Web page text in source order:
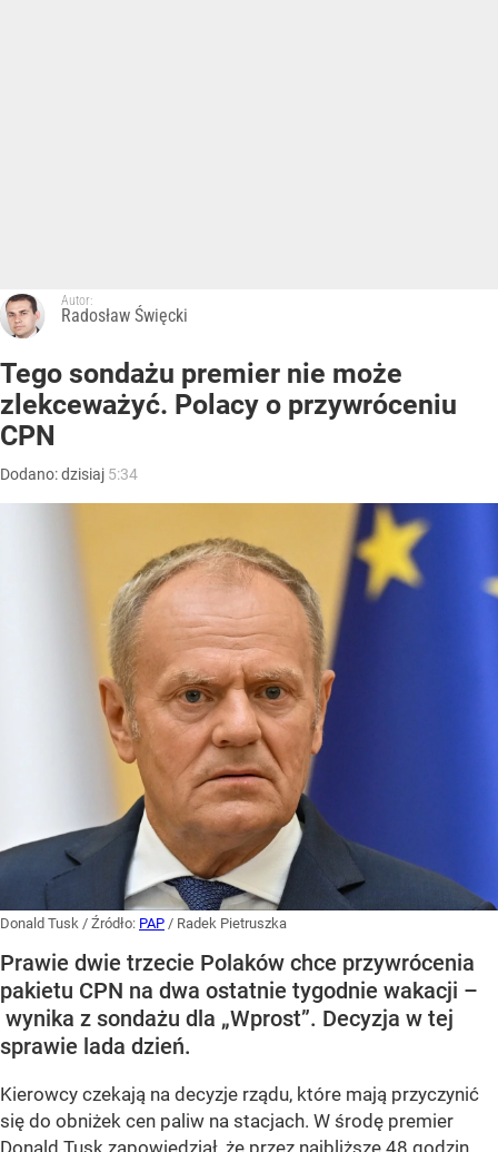
Autor:
Radosław Święcki
Tego sondażu premier nie może
zlekceważyć. Polacy o przywróceniu
CPN
Dodano:dzisiaj 5:34
Donald Tusk / Źródło: PAP / Radek Pietruszka
Prawie dwie trzecie Polaków chce przywrócenia
pakietu CPN na dwa ostatnie tygodnie wakacji –
wynika z sondażu dla „Wprost”. Decyzja w tej
sprawie lada dzień.
Kierowcy czekają na decyzje rządu, które mają przyczynić
się do obniżek cen paliw na stacjach. W środę premier
Donald Tusk zapowiedział, że przez najbliższe 48 godzin